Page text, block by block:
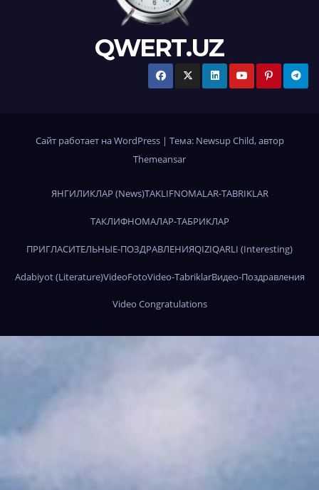
QWERT.UZ
Сайт работает на WordPress | Тема: Newsup Child, автор
Themeansar
ЯНГИЛИКЛАР (News)TAKLIFNOMALAR-TABRIKLAR
ТАКЛИФНОМАЛАР-ТАБРИКЛАР
ПРИГЛАСИТЕЛЬНЫЕ-ПОЗДРАВЛЕНИЯQIZIQARLI (Interesting)
Adabiyot (Literature)VideoFotoVideo-TabriklarВидео-Поздравления
Video Congratulations